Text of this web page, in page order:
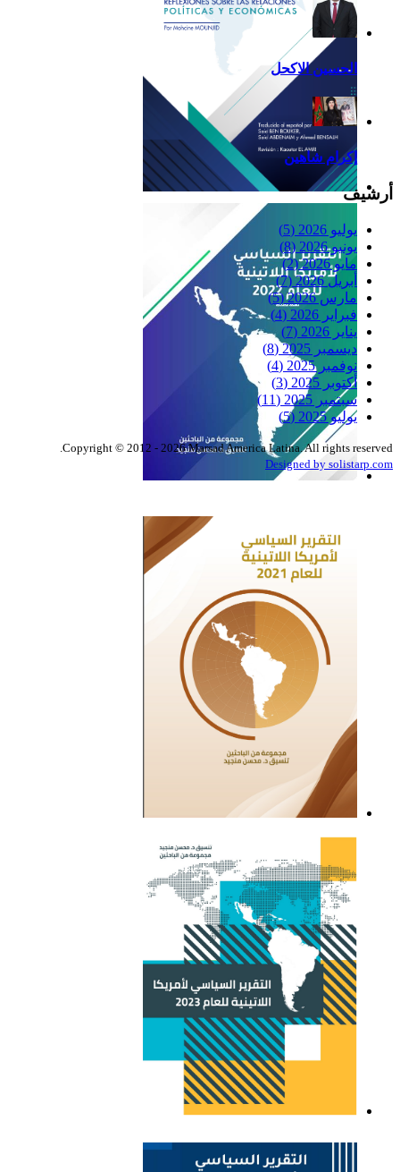
Reflexiones
التقرير السياسي لأمريكا
اللاتينية للعام 2023
الحسين الاكحل
إكرام شاهين
أرشيف
يوليو 2026
(5)
يونيو 2026
(8)
مايو 2026
(2)
أبريل 2026
(7)
مارس 2026
(5)
فبراير 2026
(4)
يناير 2026
(7)
ديسمبر 2025
(8)
نوفمبر 2025
(4)
أكتوبر 2025
(3)
سبتمبر 2025
(11)
يوليو 2025
(5)
Copyright © 2012 - 2026 Marsad America Latina. All rights reserved.
Designed by solistarp.com